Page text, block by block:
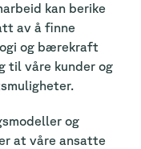
kan berike
av å finne
og bærekraft
til våre kunder og
og
at våre ansatte